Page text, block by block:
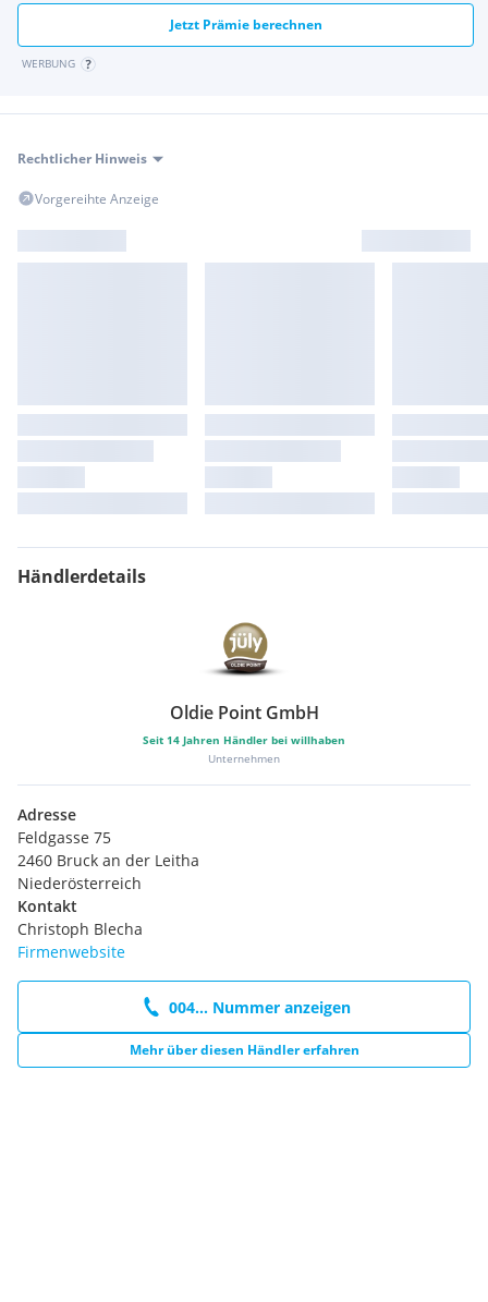
Jetzt Prämie berechnen
WERBUNG
Rechtlicher Hinweis
Vorgereihte Anzeige
Händlerdetails
Oldie Point GmbH
Seit 14 Jahren Händler bei willhaben
Unternehmen
Adresse
Feldgasse 75
2460 Bruck an der Leitha
Niederösterreich
Kontakt
Christoph Blecha
Firmenwebsite
004... Nummer anzeigen
Mehr über diesen Händler erfahren